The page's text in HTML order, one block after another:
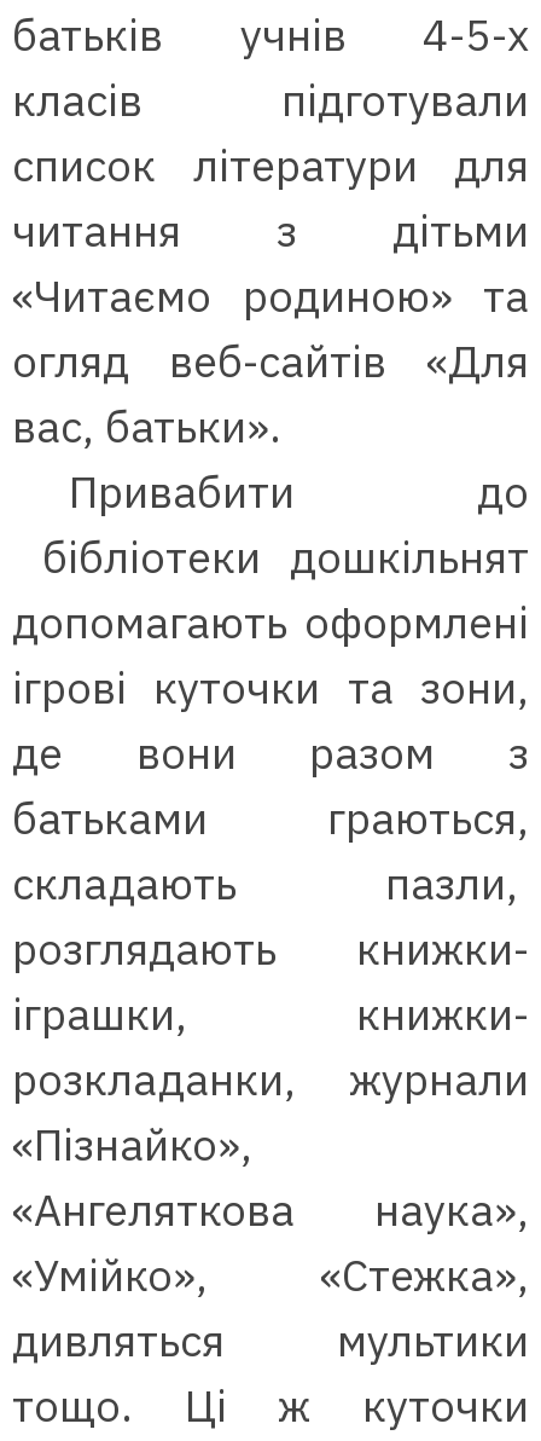
батьків учнів 4-5-х
класів підготували
список літератури для
читання з дітьми
«Читаємо родиною» та
огляд веб-сайтів «Для
вас, батьки».
Привабити до
бібліотеки дошкільнят
допомагають оформлені
ігрові куточки та зони,
де вони разом з
батьками граються,
складають пазли,
розглядають книжки-
іграшки, книжки-
розкладанки, журнали
«Пізнайко»,
«Ангеляткова наука»,
«Умійко», «Стежка»,
дивляться мультики
тощо. Ці ж куточки